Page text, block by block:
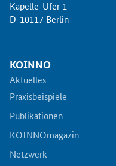
Kapelle-Ufer 1
D-10117 Berlin
KOINNO
Aktuelles
Praxisbeispiele
Publikationen
KOINNOmagazin
Netzwerk